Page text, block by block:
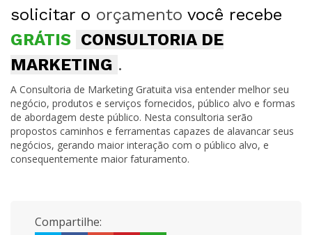
solicitar o orçamento você recebe
GRÁTIS CONSULTORIA DE
MARKETING .
A Consultoria de Marketing Gratuita visa entender melhor seu
negócio, produtos e serviços fornecidos, público alvo e formas
de abordagem deste público. Nesta consultoria serão
propostos caminhos e ferramentas capazes de alavancar seus
negócios, gerando maior interação com o público alvo, e
consequentemente maior faturamento.
Compartilhe: